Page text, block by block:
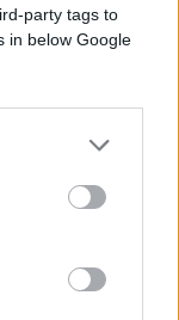
party tags to
in below Google